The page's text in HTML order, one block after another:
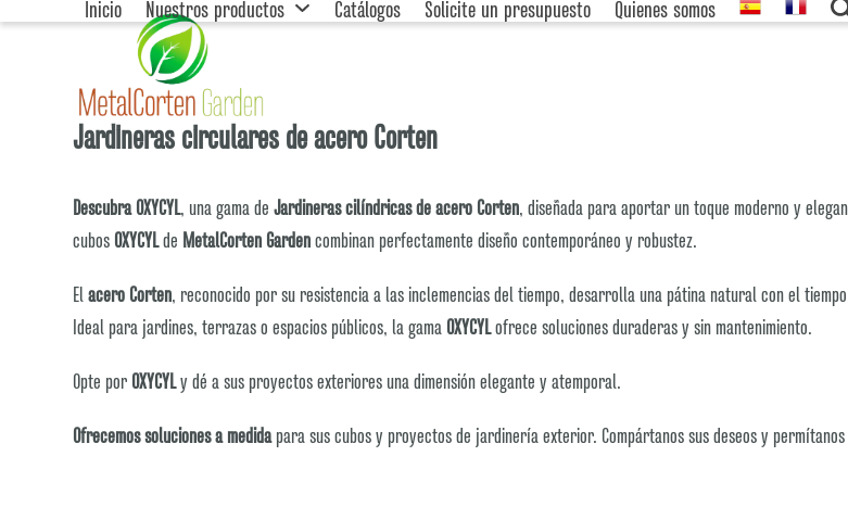
Inicio Nuestros productos Catálogos Solicite un presupuesto Quienes somos
Jardineras circulares de acero Corten
Descubra OXYCYL, una gama deJardineras cilíndricas de acero Corten, diseñada para aportar un toque moderno y
cubos OXYCYLde MetalCorten Garden combinan perfectamente diseño contemporáneo y robustez.
Elacero Corten, reconocido por su resistencia a las inclemencias del tiempo, desarrolla una pátina natural con el
Ideal para jardines, terrazas o espacios públicos, la gama OXYCYLofrece soluciones duraderas y sin mantenimiento.
Opte por OXYCYLy dé a sus proyectos exteriores una dimensión elegante y atemporal.
Ofrecemos soluciones a medidapara sus cubos y proyectos de jardinería exterior. Compártanos sus deseos y